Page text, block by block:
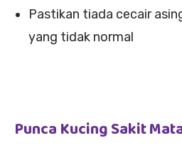
Pastikan tiada cecair
yang tidak normal
Punca Kucing Sakit